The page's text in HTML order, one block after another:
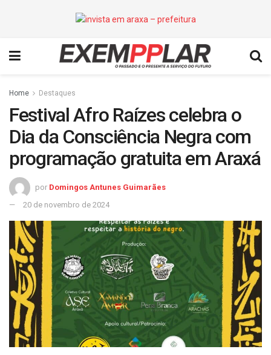
Home Destaques
Festival Afro Raízes celebra o
Dia da Consciência Negra com
programação gratuita em Araxá
por Domingos Antunes Guimarães
20 de novembro de 2024